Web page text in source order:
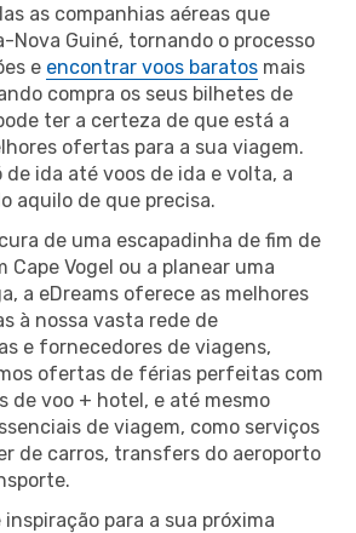
as companhias aéreas que
Nova Guiné, tornando o processo
e encontrar voos baratos mais
compra os seus bilhetes de
ter a certeza de que está a
ofertas para a sua viagem.
de ida até voos de ida e volta, a
aquilo de que precisa.
de uma escapadinha de fim de
Cape Vogel ou a planear uma
a eDreams oferece as melhores
à nossa vasta rede de
e fornecedores de viagens,
ofertas de férias perfeitas com
de voo + hotel, e até mesmo
de viagem, como serviços
de carros, transfers do aeroporto
para a sua próxima